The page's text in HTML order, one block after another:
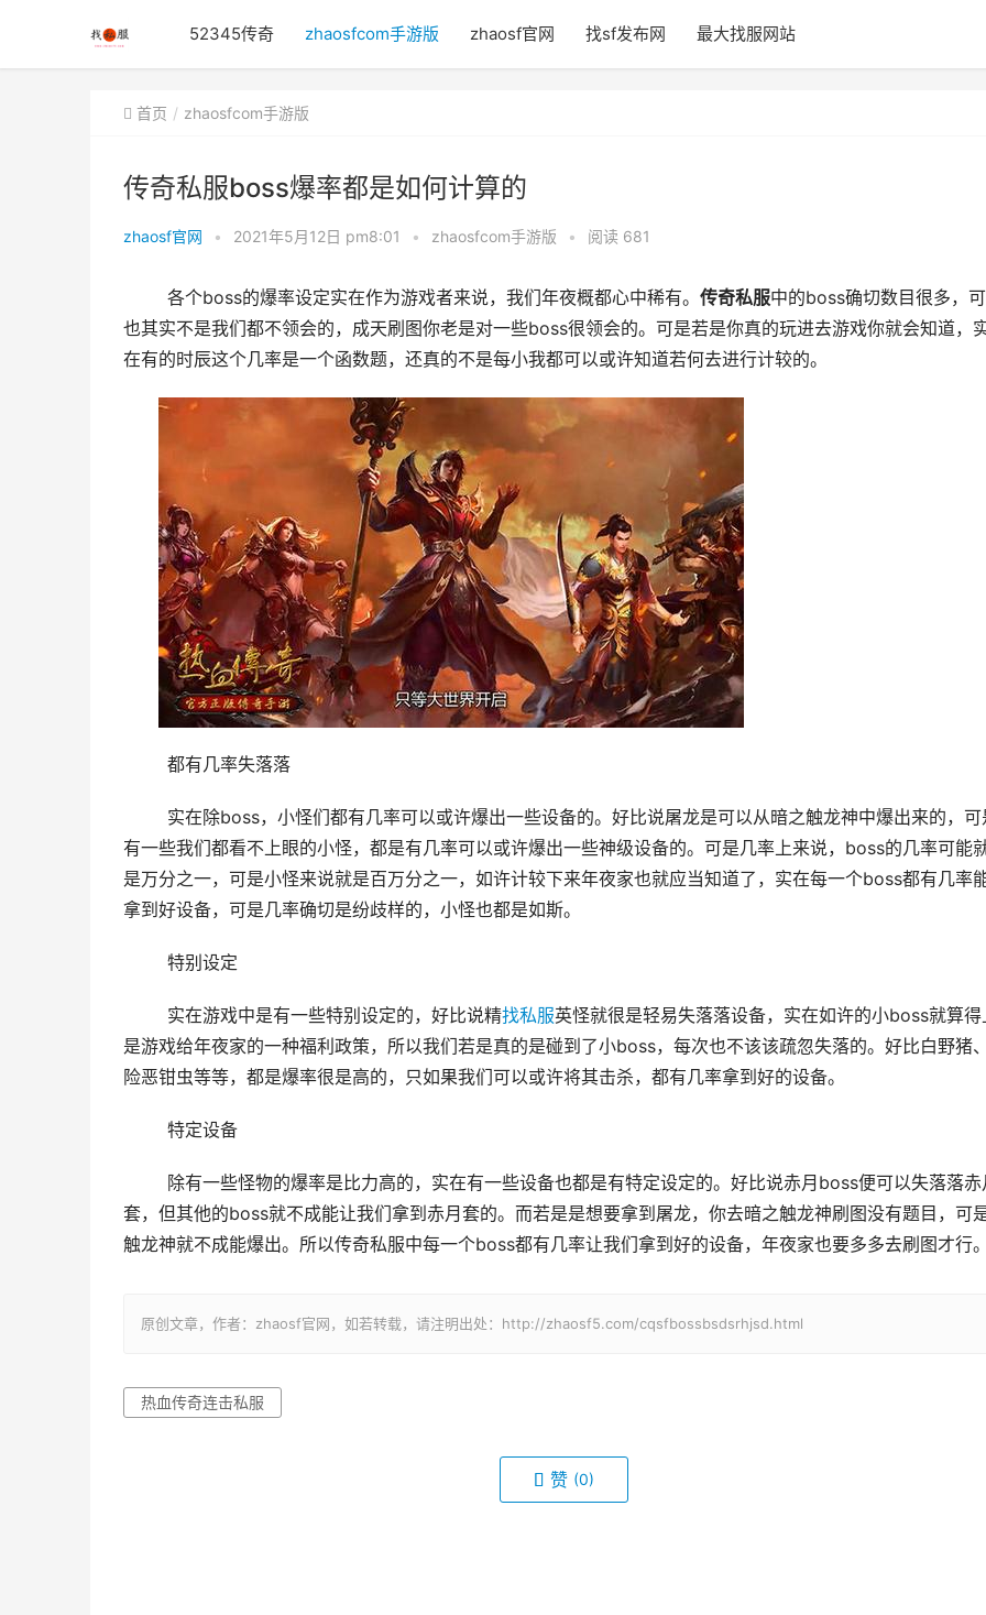
52345传奇 zhaosfcom手游版 zhaosf官网 找sf发布网 最大找服网站
首页 zhaosfcom手游版
传奇私服boss爆率都是如何计算的
zhaosf官网 • 2021年5月12日 pm8:01 • zhaosfcom手游版 • 阅读 681
	各个boss的爆率设定实在作为游戏者来说，我们年夜概都心中稀有。
传奇私服中的boss确切数目很多，
也其实不是我们都不领会的，成天刷图你老是对一些boss很领会的。可是若是你真的玩进去游戏你就会知道，
在有的时辰这个几率是一个函数题，还真的不是每小我都可以或许知道若何去进行计较的。
	都有几率失落落
有一些我们都看不上眼的小怪，都是有几率可以或许爆出一些神级设备的。可是几率上来说，boss的几率可能
是万分之一，可是小怪来说就是百万分之一，如许计较下来年夜家也就应当知道了，实在每一个boss都有几率
拿到好设备，可是几率确切是纷歧样的，小怪也都是如斯。
	特别设定
	实在游戏中是有一些特别设定的，好比说精
找私服英怪就很是轻易失落落设备，实在如许的小boss就算得
是游戏给年夜家的一种福利政策，所以我们若是真的是碰到了小boss，每次也不该该疏忽失落的。好比白野猪、
险恶钳虫等等，都是爆率很是高的，只如果我们可以或许将其击杀，都有几率拿到好的设备。
	特定设备
套，但其他的boss就不成能让我们拿到赤月套的。而若是是想要拿到屠龙，你去暗之触龙神刷图没有题目，可
触龙神就不成能爆出。所以传奇私服中每一个boss都有几率让我们拿到好的设备，年夜家也要多多去刷图才行。
原创文章，作者：zhaosf官网，如若转载，请注明出处：http://zhaosf5.com/cqsfbossbsdsrhjsd.html
热血传奇连击私服
赞 (0)